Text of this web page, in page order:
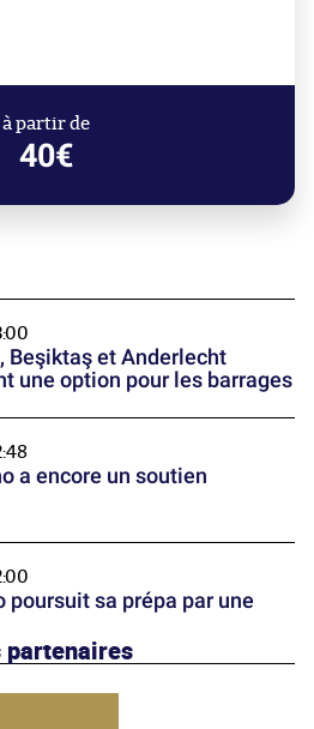
à partir de
40€
Beşiktaş et Anderlecht
une option pour les barrages
a encore un soutien
poursuit sa prépa par une
partenaires